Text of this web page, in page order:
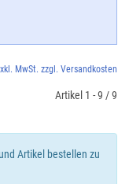
MwSt. zzgl. Versandkosten
Artikel 1 - 9 / 9
Artikel bestellen zu